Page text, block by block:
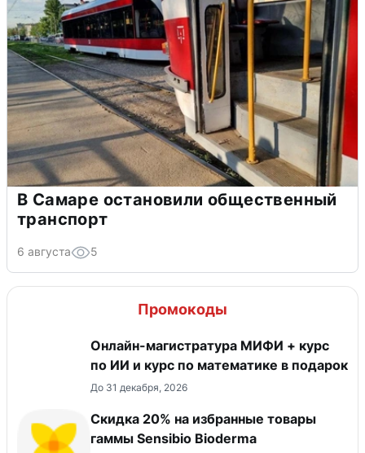
В Самаре остановили общественный
транспорт
6 августа 5
Промокоды
Онлайн-магистратура МИФИ + курс
по ИИ и курс по математике в подарок
До 31 декабря, 2026
Скидка 20% на избранные товары
гаммы Sensibio Bioderma